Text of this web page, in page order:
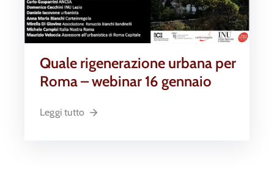
Quale rigenerazione urbana per
Roma – webinar 16 gennaio
Leggi tutto